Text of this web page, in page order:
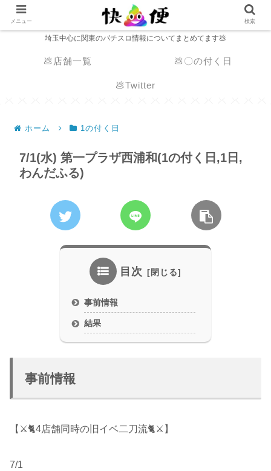
埼玉中心に関東のパチスロ情報についてまとめてます💩
💩店舗一覧 💩〇の付く日
💩Twitter
ホーム 1の付く日
7/1(水) 第一プラザ西浦和(1の付く日,1日,
わんだふる)
目次
事前情報
結果
事前情報
【⚔🐈4店舗同時の旧イベ二刀流🐈⚔】
7/1
メニュー 検索